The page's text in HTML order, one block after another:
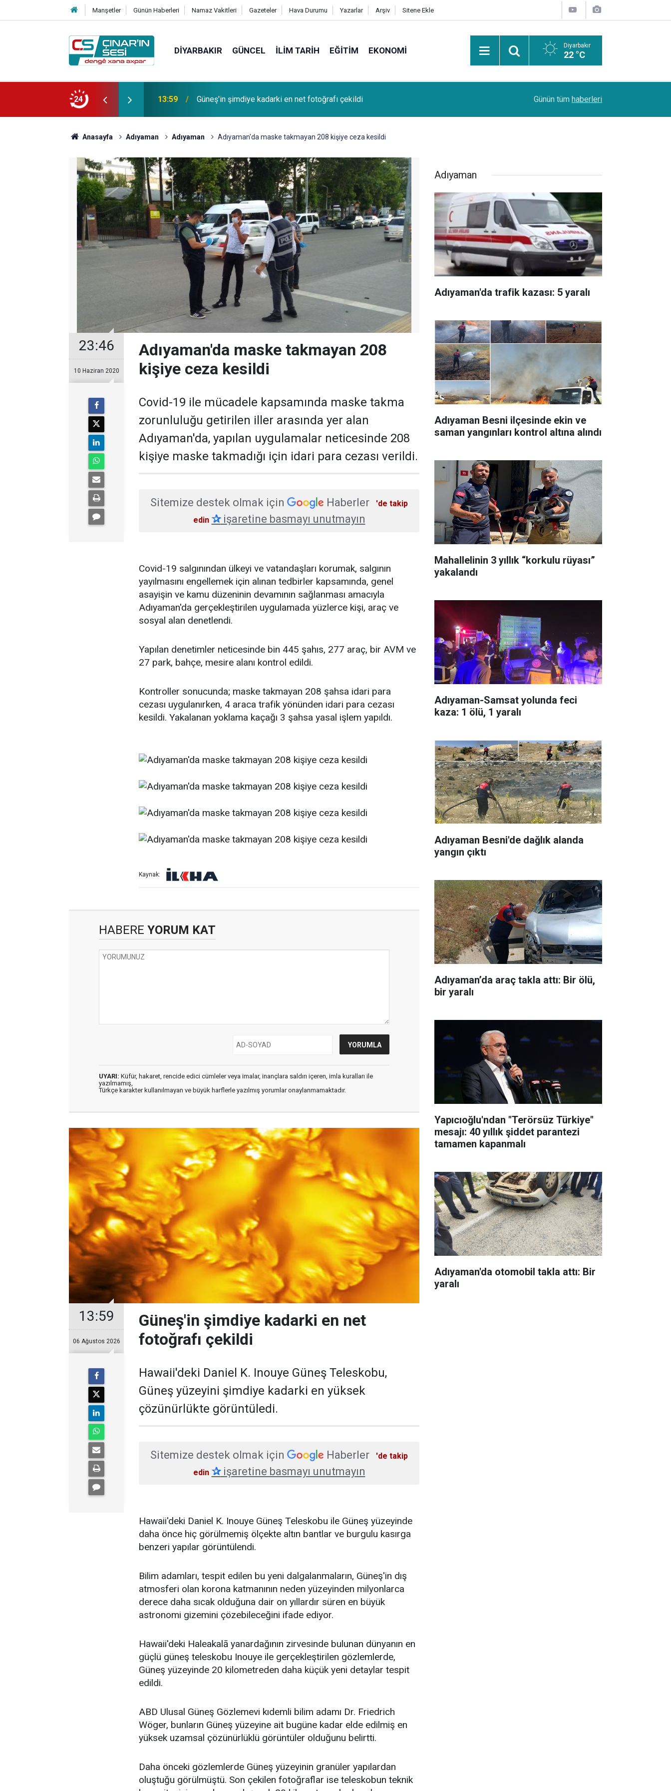
Manşetler Günün Haberleri Namaz Vakitleri Gazeteler Hava Durumu Yazarlar Arşiv Sitene Ekle
DIYARBAKIR GÜNCEL İLIM TARIH EĞITIM EKONOMI Diyarbakır
22 °C
24 11:30
Bağacık (Bağcağê) Köyünden Osman Tunç'un oğlu SAMET TUNÇ vefat
etmiştir
başarı sırasına göre tercih yapılmalı
Günün tüm haberleri
Anasayfa Adıyaman Adıyaman Adıyaman'da maske takmayan 208 kişiye ceza kesildi
23:46
10 Haziran 2020
Adıyaman'da maske takmayan 208
kişiye ceza kesildi
Covid-19 ile mücadele kapsamında maske takma
zorunluluğu getirilen iller arasında yer alan
Adıyaman'da, yapılan uygulamalar neticesinde 208
kişiye maske takmadığı için idari para cezası verildi.
Sitemize destek olmak için Haberler
'de takip
edin ✰işaretine basmayı unutmayın
Covid-19 salgınından ülkeyi ve vatandaşları korumak, salgının
yayılmasını engellemek için alınan tedbirler kapsamında, genel
asayişin ve kamu düzeninin devamının sağlanması amacıyla
Adıyaman'da gerçekleştirilen uygulamada yüzlerce kişi, araç ve
sosyal alan denetlendi.
Yapılan denetimler neticesinde bin 445 şahıs, 277 araç, bir AVM ve
27 park, bahçe, mesire alanı kontrol edildi.
Kontroller sonucunda; maske takmayan 208 şahsa idari para
cezası uygulanırken, 4 araca trafik yönünden idari para cezası
kesildi. Yakalanan yoklama kaçağı 3 şahsa yasal işlem yapıldı.
Kaynak:
HABERE YORUM KAT
UYARI: Küfür, hakaret, rencide edici cümleler veya imalar, inançlara saldırı içeren, imla kuralları ile
yazılmamış,
Türkçe karakter kullanılmayan ve büyük harflerle yazılmış yorumlar onaylanmamaktadır.
13:59
06 Ağustos 2026
Güneş'in şimdiye kadarki en net
fotoğrafı çekildi
Hawaii'deki Daniel K. Inouye Güneş Teleskobu,
Güneş yüzeyini şimdiye kadarki en yüksek
çözünürlükte görüntüledi.
Sitemize destek olmak için Haberler
'de takip
edin ✰işaretine basmayı unutmayın
Hawaii'deki Daniel K. Inouye Güneş Teleskobu ile Güneş yüzeyinde
daha önce hiç görülmemiş ölçekte altın bantlar ve burgulu kasırga
benzeri yapılar görüntülendi.
Bilim adamları, tespit edilen bu yeni dalgalanmaların, Güneş'in dış
atmosferi olan korona katmanının neden yüzeyinden milyonlarca
derece daha sıcak olduğuna dair on yıllardır süren en büyük
astronomi gizemini çözebileceğini ifade ediyor.
Hawaii'deki Haleakalā yanardağının zirvesinde bulunan dünyanın en
güçlü güneş teleskobu Inouye ile gerçekleştirilen gözlemlerde,
Güneş yüzeyinde 20 kilometreden daha küçük yeni detaylar tespit
edildi.
ABD Ulusal Güneş Gözlemevi kıdemli bilim adamı Dr. Friedrich
Wöger, bunların Güneş yüzeyine ait bugüne kadar elde edilmiş en
yüksek uzamsal çözünürlüklü görüntüler olduğunu belirtti.
Daha önceki gözlemlerde Güneş yüzeyinin granüler yapılardan
oluştuğu görülmüştü. Son çekilen fotoğraflar ise teleskobun teknik
Adıyaman
Adıyaman'da trafik kazası: 5 yaralı
Adıyaman Besni ilçesinde ekin ve
saman yangınları kontrol altına alındı
Mahallelinin 3 yıllık “korkulu rüyası”
yakalandı
Adıyaman-Samsat yolunda feci
kaza: 1 ölü, 1 yaralı
Adıyaman Besni'de dağlık alanda
yangın çıktı
Adıyaman’da araç takla attı: Bir ölü,
bir yaralı
Yapıcıoğlu'ndan "Terörsüz Türkiye"
mesajı: 40 yıllık şiddet parantezi
tamamen kapanmalı
Adıyaman'da otomobil takla attı: Bir
yaralı